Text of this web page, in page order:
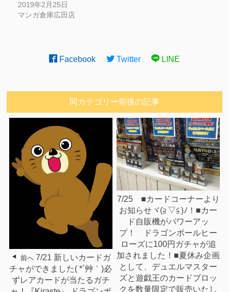
2019年2月25日
マンガ倉庫広田店
Facebook Twitter LINE
同カテゴリー前後の記事
前へ 7/21 新しいカードガ
チャができました( *´艸｀)必
ずレアカードが当たるガチ
7/25 ■カードコーナーより
お知らせヾ(≧▽≦)ﾉ！■カー
ド自販機がパワーアッ
プ！ ドラゴンボールヒー
ローズに100円ガチャが追
加されました！■夏休み企画
として、デュエルマスター
ズと遊戯王のカードブロッ
クを数量限定で販売いたし